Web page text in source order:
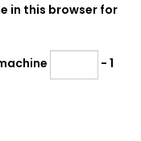
in this browser for
− 1